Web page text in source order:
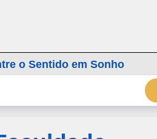
o Sentido em Sonho